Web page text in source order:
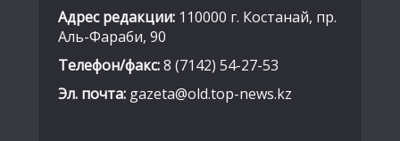
Адрес редакции: 110000 г. Костанай, пр.
Аль-Фараби, 90
Телефон/факс:8 (7142) 54-27-53
Эл. почта: gazeta@old.top-news.kz